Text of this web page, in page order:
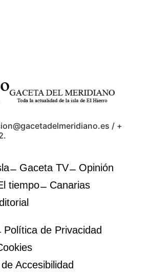
/ +
Gaceta TV
Opinión
tiempo
Canarias
Política de Privacidad
Accesibilidad